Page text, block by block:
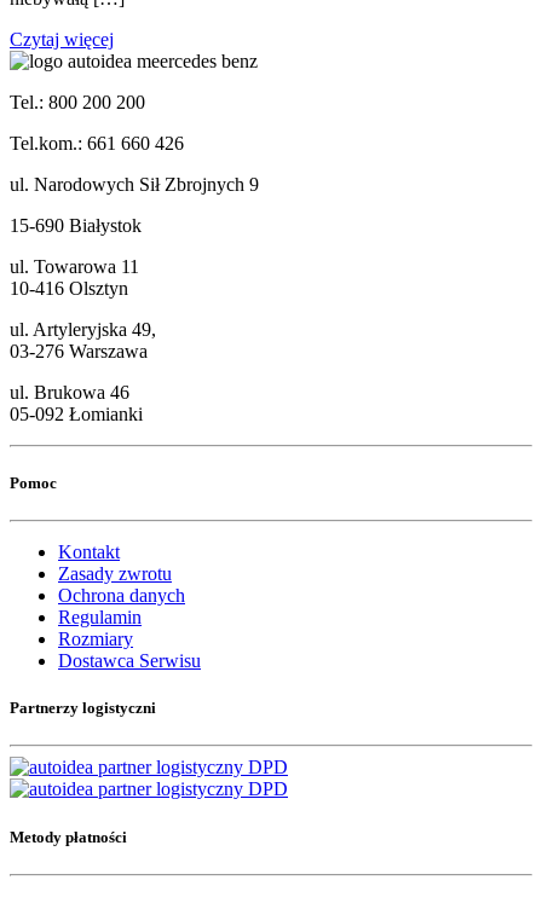
Czytaj więcej
Tel.: 800 200 200
Tel.kom.: 661 660 426
ul. Narodowych Sił Zbrojnych 9
15-690 Białystok
ul. Towarowa 11
10-416 Olsztyn
ul. Artyleryjska 49,
03-276 Warszawa
ul. Brukowa 46
05-092 Łomianki
Pomoc
Kontakt
Zasady zwrotu
Ochrona danych
Regulamin
Rozmiary
Dostawca Serwisu
Partnerzy logistyczni
Metody płatności